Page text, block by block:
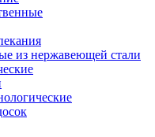
из нержавеющей стали